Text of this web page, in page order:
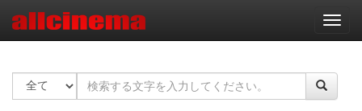
ナ
ビ
ー
ョ